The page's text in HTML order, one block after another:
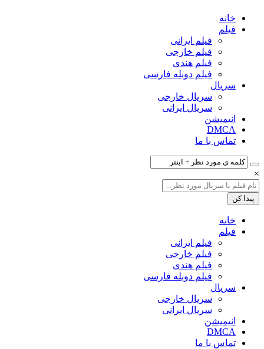
خانه
فیلم‌
فیلم ایرانی
فیلم خارجی
فیلم هندی
فیلم دوبله فارسی
سریال‌
سریال خارجی
سریال ایرانی
انیمیشن
DMCA
تماس با ما
×
خانه
فیلم‌
فیلم ایرانی
فیلم خارجی
فیلم هندی
فیلم دوبله فارسی
سریال‌
سریال خارجی
سریال ایرانی
انیمیشن
DMCA
تماس با ما